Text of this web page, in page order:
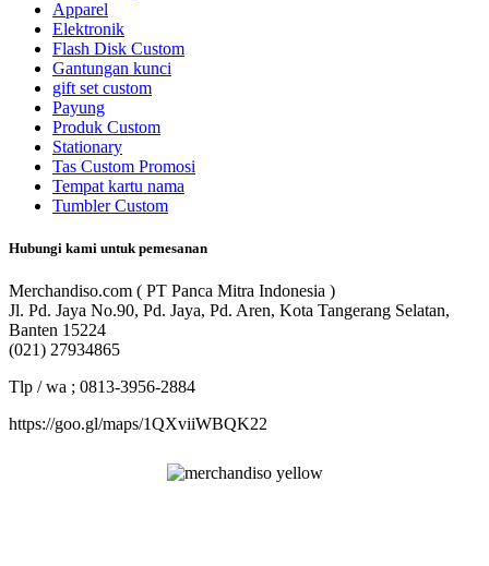
Apparel
Elektronik
Flash Disk Custom
Gantungan kunci
gift set custom
Payung
Produk Custom
Stationary
Tas Custom Promosi
Tempat kartu nama
Tumbler Custom
Hubungi kami untuk pemesanan
Merchandiso.com ( PT Panca Mitra Indonesia )
Jl. Pd. Jaya No.90, Pd. Jaya, Pd. Aren, Kota Tangerang Selatan,
Banten 15224
(021) 27934865
Tlp / wa ; 0813-3956-2884
https://goo.gl/maps/1QXviiWBQK22